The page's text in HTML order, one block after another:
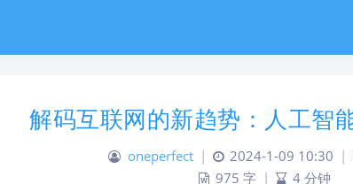
解码互联网的新趋势：人工智
oneperfect | 2024-1-09 10:30 |
975 字 | 4 分钟